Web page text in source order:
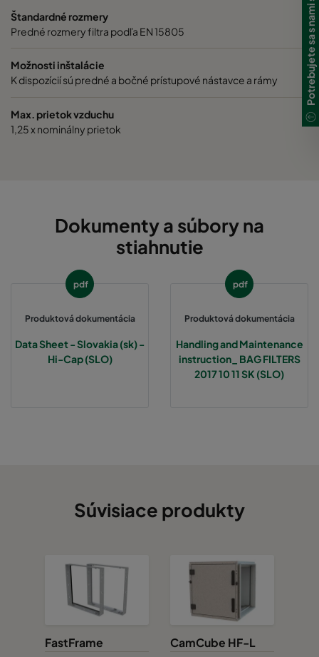
Štandardné rozmery
Predné rozmery filtra podľa EN 15805
Možnosti inštalácie
K dispozícií sú predné a bočné prístupové nástavce a rámy
Max. prietok vzduchu
1,25 x nominálny prietok
Dokumenty a súbory na
stiahnutie
pdf
Produktová dokumentácia
Data Sheet - Slovakia (sk) -
Hi-Cap (SLO)
pdf
Produktová dokumentácia
Handling and Maintenance
instruction_ BAG FILTERS
2017 10 11 SK (SLO)
Súvisiace produkty
FastFrame CamCube HF-L
Potrebujete sa s nami spojiť?